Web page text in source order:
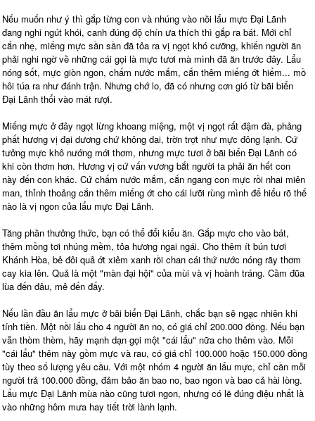
Nếu muốn như ý thì gắp từng con và nhúng vào nồi lẩu mực Đại Lãnh
đang nghi ngút khói, canh đúng độ chín ưa thích thì gắp ra bát. Mới chỉ
cắn nhẹ, miếng mực sần sần đã tỏa ra vị ngọt khó cưỡng, khiến người ăn
phải nghi ngờ về những cái gọi là mực tươi mà mình đã ăn trước đây. Lẩu
nóng sốt, mực giòn ngon, chấm nước mắm, cắn thêm miếng ớt hiểm... mồ
hôi túa ra như đánh trận. Nhưng chớ lo, đã có nhưng cơn gió từ bãi biển
Đại Lãnh thổi vào mát rượi.
Miếng mực ở đây ngọt lừng khoang miệng, một vị ngọt rất đậm đà, phảng
phất hương vị đại dương chứ không dai, trờn trợt như mực đông lạnh. Cứ
tưởng mực khô nướng mới thơm, nhưng mực tươi ở bãi biển Đại Lãnh có
khi còn thơm hơn. Hương vị cứ vấn vương bắt người ta phải ăn hết con
này đến con khác. Cứ chấm nước mắm, cắn ngang con mực rồi nhai miên
man, thỉnh thoảng cắn thêm miếng ớt cho cái lưỡi rùng mình để hiểu rõ thế
nào là vị ngon của lẩu mực Đại Lãnh.
Tăng phần thưởng thức, bạn có thể đổi kiểu ăn. Gắp mực cho vào bát,
thêm mồng tơi nhúng mềm, tỏa hương ngai ngái. Cho thêm ít bún tươi
Khánh Hòa, bẻ đôi quả ớt xiêm xanh rồi chan cái thứ nước nóng rãy thơm
cay kia lên. Quả là một "màn đại hội" của mùi và vị hoành tráng. Cầm đũa
lùa đến đâu, mê đến đấy.
Nếu lần đầu ăn lẩu mực ở bãi biển Đại Lãnh, chắc bạn sẽ ngạc nhiên khi
tính tiền. Một nồi lẩu cho 4 người ăn no, có giá chỉ 200.000 đồng. Nếu bạn
vẫn thòm thèm, hãy mạnh dạn gọi một "cái lẩu" nữa cho thêm vào. Mỗi
"cái lẩu" thêm này gồm mực và rau, có giá chỉ 100.000 hoặc 150.000 đồng
tùy theo số lượng yêu cầu. Với một nhóm 4 người ăn lẩu mực, chỉ cần mỗi
người trả 100.000 đồng, đảm bảo ăn bao no, bao ngon và bao cả hài lòng.
Lẩu mực Đại Lãnh mùa nào cũng tươi ngon, nhưng có lẽ đúng điệu nhất là
vào những hôm mưa hay tiết trời lành lạnh.